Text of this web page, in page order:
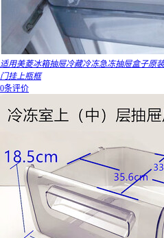
适用美菱冰箱抽屉冷藏冷冻急冻抽屉盒子原
门挂上瓶框
0条评价